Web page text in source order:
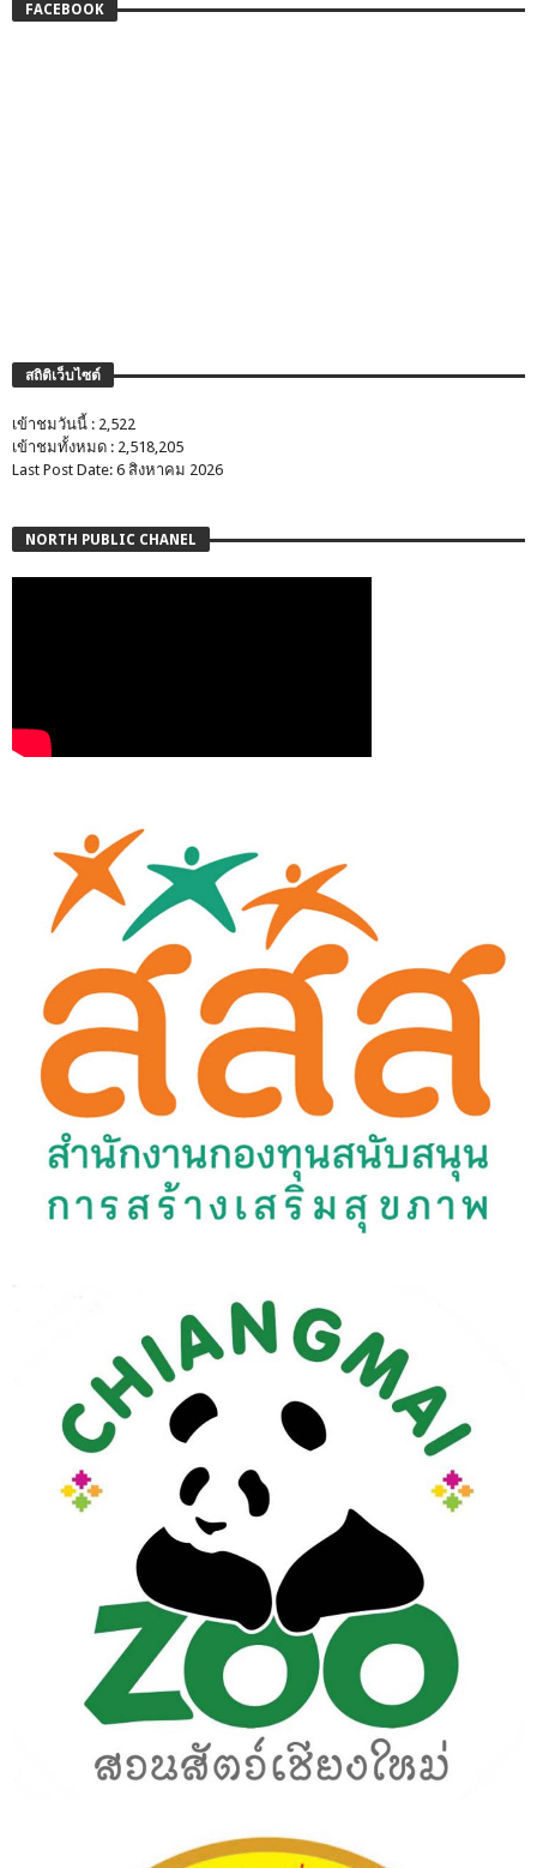
FACEBOOK
สถิติเว็บไซต์
เข้าชมวันนี้ : 2,522
เข้าชมทั้งหมด : 2,518,205
Last Post Date: 6 สิงหาคม 2026
NORTH PUBLIC CHANEL